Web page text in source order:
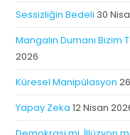
Sessizliğin Bedeli 30
Mangalın Dumanı Bizim
2026
Küresel Manipülasyon
Yapay Zeka 12 Nisan